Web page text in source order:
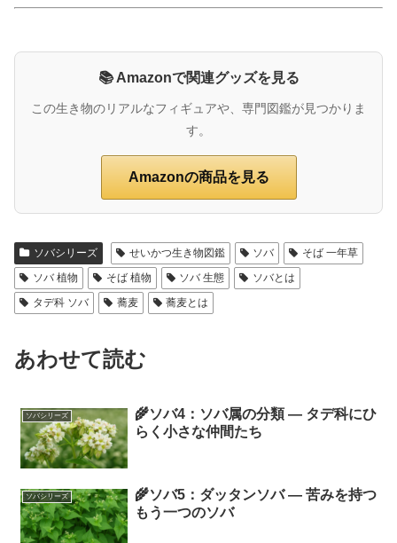
📚 Amazonで関連グッズを見る
この生き物のリアルなフィギュアや、専門図鑑が見つかりま
す。
Amazonの商品を見る
ソバシリーズ せいかつ生き物図鑑 ソバ
そば 一年草
ソバ 植物
そば 植物 ソバ 生態
ソバとは
タデ科 ソバ
蕎麦 蕎麦とは
あわせて読む
ソバシリーズ
🌾ソバ4：ソバ属の分類 ― タデ科にひ
らく小さな仲間たち
ソバシリーズ
🌾ソバ5：ダッタンソバ ― 苦みを持つ
もう一つのソバ